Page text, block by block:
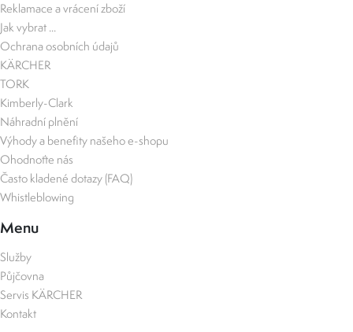
Reklamace a vrácení zboží
Jak vybrat ...
Ochrana osobních údajů
KÄRCHER
TORK
Kimberly-Clark
Náhradní plnění
Výhody a benefity našeho e-shopu
Ohodnoťte nás
Často kladené dotazy (FAQ)
Whistleblowing
Menu
Služby
Půjčovna
Servis KÄRCHER
Kontakt